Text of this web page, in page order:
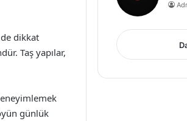
dikkat
Taş yapılar,
günlük